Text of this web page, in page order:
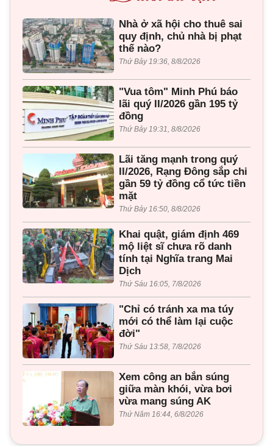
Nhà ở xã hội cho thuê sai
quy định, chủ nhà bị phạt
thế nào?
Thứ Bảy 19:36, 8/8/2026
"Vua tôm" Minh Phú báo
lãi quý II/2026 gần 195 tỷ
đồng
Thứ Bảy 19:31, 8/8/2026
Lãi tăng mạnh trong quý
II/2026, Rạng Đông sắp chi
gần 59 tỷ đồng cổ tức tiền
mặt
Thứ Bảy 16:50, 8/8/2026
Khai quật, giám định 469
mộ liệt sĩ chưa rõ danh
tính tại Nghĩa trang Mai
Dịch
Thứ Sáu 16:05, 7/8/2026
"Chỉ có tránh xa ma túy
mới có thể làm lại cuộc
đời"
Thứ Sáu 13:58, 7/8/2026
Xem công an bắn súng
giữa màn khói, vừa bơi
vừa mang súng AK
Thứ Năm 16:44, 6/8/2026